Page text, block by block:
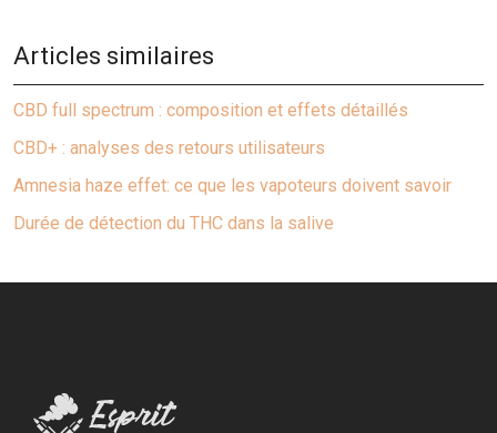
Articles similaires
CBD full spectrum : composition et effets détaillés
CBD+ : analyses des retours utilisateurs
Amnesia haze effet: ce que les vapoteurs doivent savoir
Durée de détection du THC dans la salive